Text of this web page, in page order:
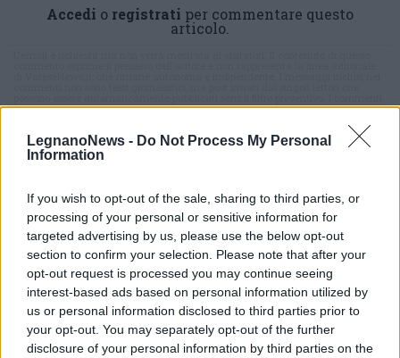
LegnanoNews - Do Not Process My Personal
Information
If you wish to opt-out of the sale, sharing to third parties, or
processing of your personal or sensitive information for
targeted advertising by us, please use the below opt-out
section to confirm your selection. Please note that after your
opt-out request is processed you may continue seeing
interest-based ads based on personal information utilized by
us or personal information disclosed to third parties prior to
your opt-out. You may separately opt-out of the further
disclosure of your personal information by third parties on the
Accedi o registrati per commentare questo
articolo.
che includano uno o più link a siti esterni verranno rimossi in automatico dal